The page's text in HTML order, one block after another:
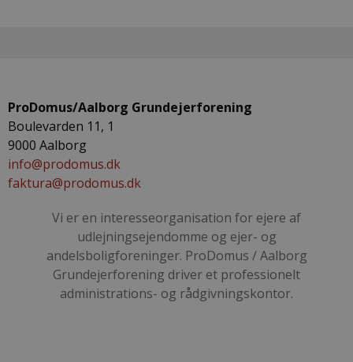
ProDomus/Aalborg Grundejerforening
Boulevarden 11, 1
9000 Aalborg
info@prodomus.dk
faktura@prodomus.dk
Vi er en interesseorganisation for ejere af
udlejningsejendomme og ejer- og
andelsboligforeninger. ProDomus / Aalborg
Grundejerforening driver et professionelt
administrations- og rådgivningskontor.